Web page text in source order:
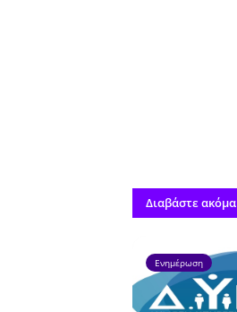
Διαβάστε ακόμα
Ενημέρωση